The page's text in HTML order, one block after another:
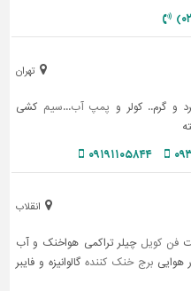
تهران
و گرم.. کولر و پمپ آب...سیم کشی
۰۹۱۹۱۱۰۵۸۴۴
انقلاب
فن کویل چیلر تراکمی هواخنک و آب
هوایی برج خنک کنندهگالوانیزه و فایبر